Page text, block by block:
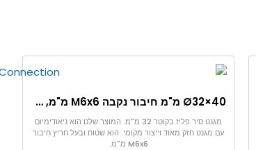
Ø32×40 מ"מ חיבור נקבה M6x6 מ"מ, מגנט ניאודימיום, מגנט סיר פליז מסוג שטוח
מגנט סיר פליז בקוטר 32 מ"מ. המוצר שלנו הוא ניאודימיום
עם מגנט חזק מאוד וייצור מקומי. הוא שטוח ובעל חריץ חיבור
M6x6 מ"מ.